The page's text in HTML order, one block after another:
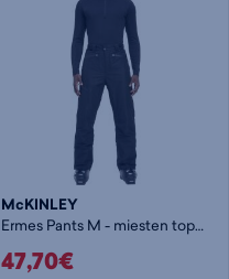
McKINLEY
Ermes Pants M - miesten toppahousut
47,70€